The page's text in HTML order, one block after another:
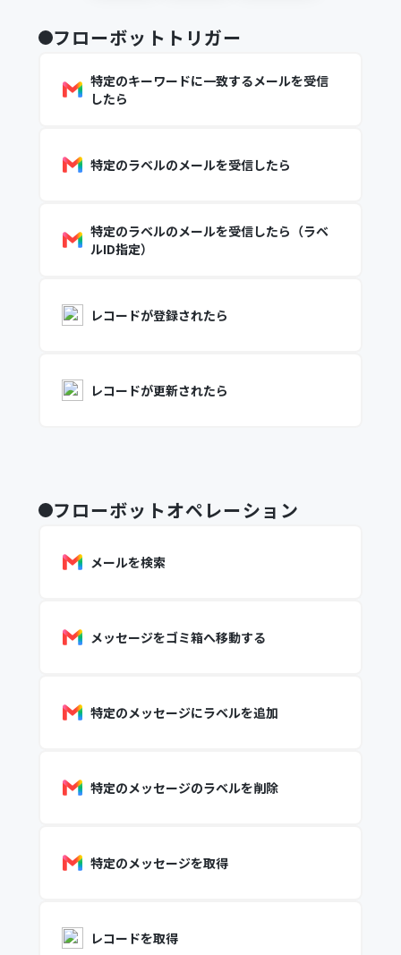
フローボットトリガー
特定のキーワードに一致するメールを受信
したら
特定のラベルのメールを受信したら
特定のラベルのメールを受信したら（ラベ
ルID指定）
レコードが登録されたら
レコードが更新されたら
フローボットオペレーション
メールを検索
メッセージをゴミ箱へ移動する
特定のメッセージにラベルを追加
特定のメッセージのラベルを削除
特定のメッセージを取得
レコードを取得